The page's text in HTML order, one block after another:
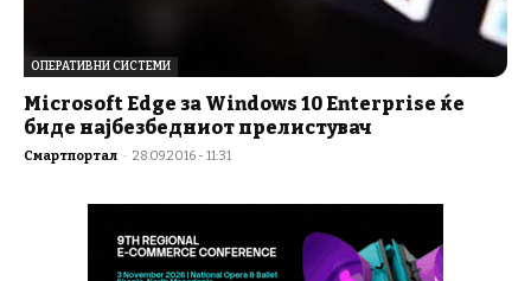
ОПЕРАТИВНИ СИСТЕМИ
Microsoft Edge за Windows 10 Enterprise ќе
биде најбезбедниот прелистувач
Смартпортал - 28.09.2016 - 11:31